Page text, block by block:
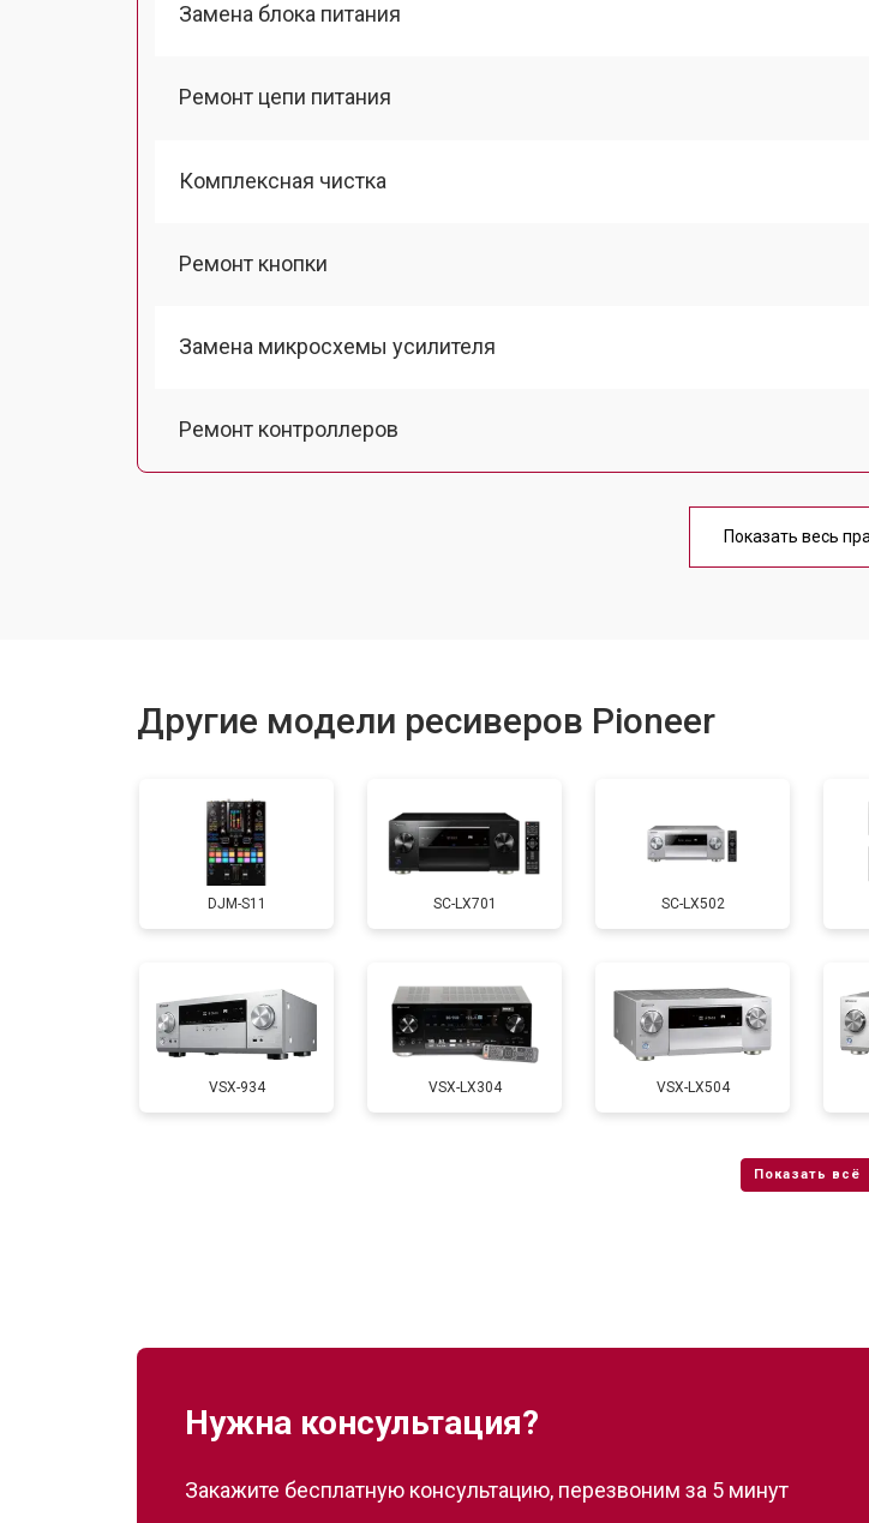
Замена блока питания
Ремонт цепи питания
Комплексная чистка
Ремонт кнопки
Замена микросхемы усилителя
Ремонт контроллеров
Показать весь
Другие модели ресиверов Pioneer
DJM-S11 SC-LX701 SC-LX502
VSX-934 VSX-LX304 VSX-LX504
Нужна консультация?
Закажите бесплатную консультацию, перезвоним за 5 минут